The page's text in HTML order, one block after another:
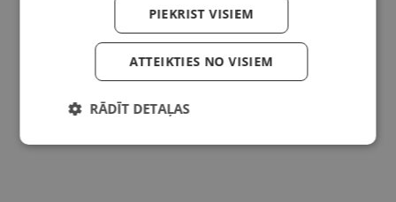
PIEKRIST VISIEM
ATTEIKTIES NO VISIEM
RĀDĪT DETAĻAS